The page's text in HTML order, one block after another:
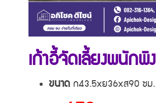
เก้าอี้จัดเลี้ยงพนักพิ
ขนาด ก43.5xย36xส90 ซม.